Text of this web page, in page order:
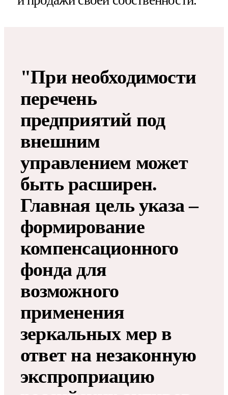
"При необходимости
перечень
предприятий под
внешним
управлением может
быть расширен.
Главная цель указа –
формирование
компенсационного
фонда для
возможного
применения
зеркальных мер в
ответ на незаконную
экспроприацию